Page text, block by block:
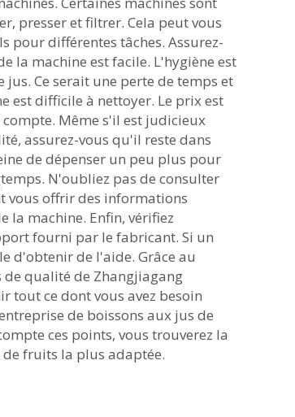
presser et filtrer. Cela peut vous
pour différentes tâches. Assurez-
la machine est facile. L'hygiène est
Ce serait une perte de temps et
est difficile à nettoyer. Le prix est
Même s'il est judicieux
assurez-vous qu'il reste dans
de dépenser un peu plus pour
N'oubliez pas de consulter
vous offrir des informations
la machine. Enfin, vérifiez
fourni par le fabricant. Si un
d'obtenir de l'aide. Grâce au
qualité de Zhangjiagang
tout ce dont vous avez besoin
de boissons aux jus de
ces points, vous trouverez la
fruits la plus adaptée.